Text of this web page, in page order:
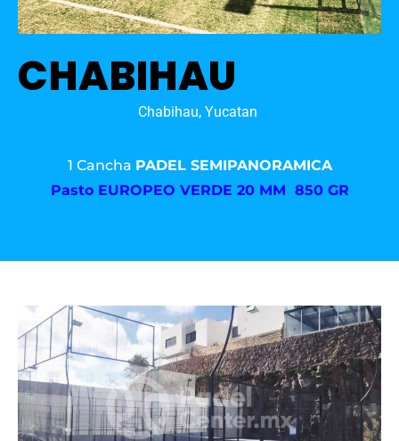
CHABIHAU
Chabihau, Yucatan
1 Cancha PADEL SEMIPANORAMICA
Pasto EUROPEO VERDE 20 MM 850 GR